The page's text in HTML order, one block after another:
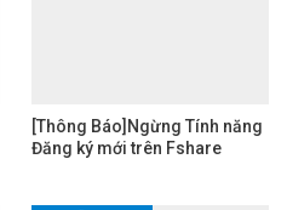
[Thông Báo]Ngừng Tính năng
Đăng ký mới trên Fshare